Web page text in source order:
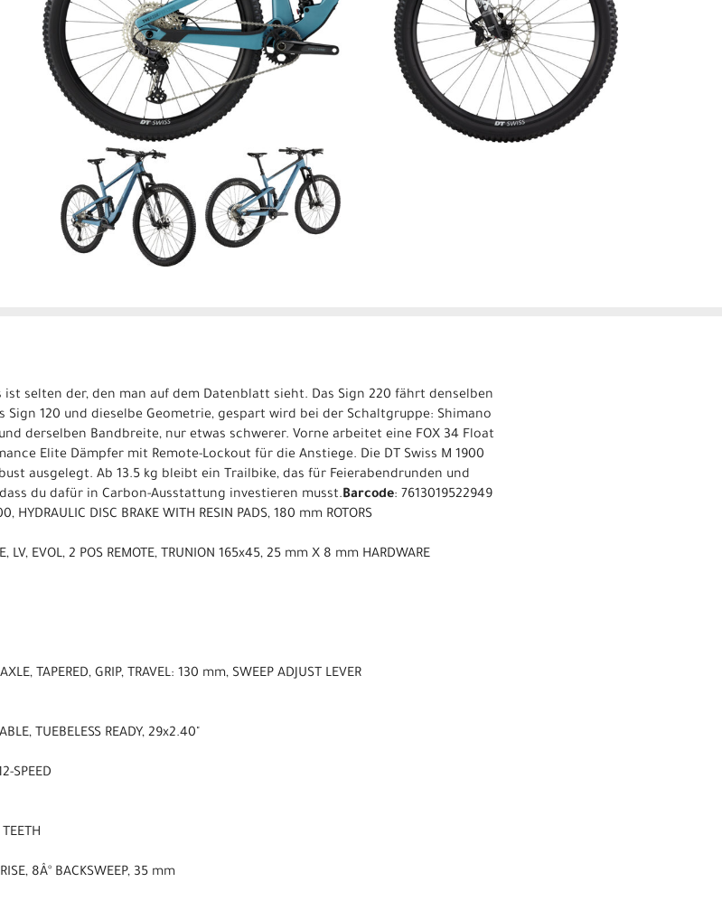
selten der, den man auf dem Datenblatt sieht. Das Sign 220 fährt denselben
Sign 120 und dieselbe Geometrie, gespart wird bei der Schaltgruppe: Shimano
derselben Bandbreite, nur etwas schwerer. Vorne arbeitet eine FOX 34 Float
Elite Dämpfer mit Remote-Lockout für die Anstiege. Die DT Swiss M 1900
ausgelegt. Ab 13.5 kg bleibt ein Trailbike, das für Feierabendrunden und
du dafür in Carbon-Ausstattung investieren musst.Barcode: 7613019522949
HYDRAULIC DISC BRAKE WITH RESIN PADS, 180 mm ROTORS
LV, EVOL, 2 POS REMOTE, TRUNION 165x45, 25 mm X 8 mm HARDWARE
TAPERED, GRIP, TRAVEL: 130 mm, SWEEP ADJUST LEVER
TUEBELESS READY, 29x2.40"
SPEED
8Â° BACKSWEEP, 35 mm